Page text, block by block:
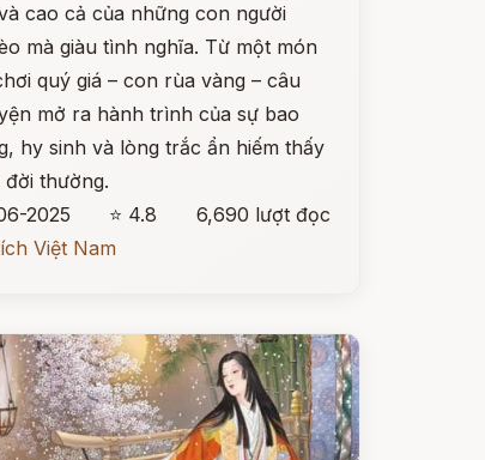
cao cả của những con người
mà giàu tình nghĩa. Từ một món
quý giá – con rùa vàng – câu
mở ra hành trình của sự bao
hy sinh và lòng trắc ẩn hiếm thấy
đời thường.
2025
⭐ 4.8
6,690 lượt đọc
Việt Nam